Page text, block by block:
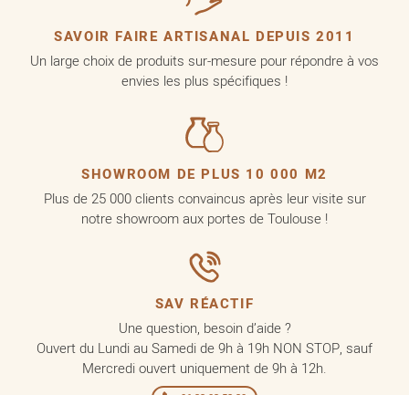
SAVOIR FAIRE ARTISANAL DEPUIS 2011
Un large choix de produits sur-mesure pour répondre à vos
envies les plus spécifiques !
SHOWROOM DE PLUS 10 000 M2
Plus de 25 000 clients convaincus après leur visite sur
notre showroom aux portes de Toulouse !
SAV RÉACTIF
Une question, besoin d’aide ?
Ouvert du Lundi au Samedi de 9h à 19h NON STOP, sauf
Mercredi ouvert uniquement de 9h à 12h.